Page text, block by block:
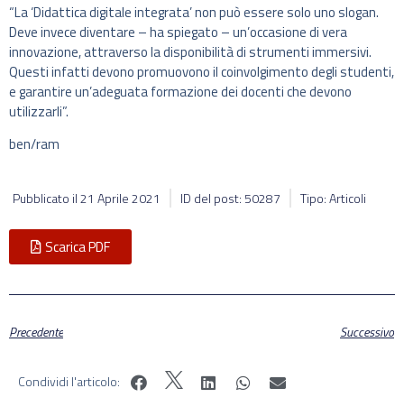
“La ‘Didattica digitale integrata’ non può essere solo uno slogan.
Deve invece diventare – ha spiegato – un’occasione di vera
innovazione, attraverso la disponibilità di strumenti immersivi.
Questi infatti devono promuovono il coinvolgimento degli studenti,
e garantire un’adeguata formazione dei docenti che devono
utilizzarli”.
ben/ram
Pubblicato il21 Aprile 2021 ID del post: 50287 Tipo: Articoli
Scarica PDF
Precedente Successivo
Condividi l'articolo: